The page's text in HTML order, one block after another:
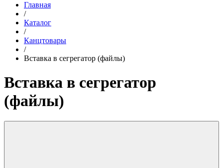
Главная
/
Каталог
/
Канцтовары
/
Вставка в сегрегатор (файлы)
Вставка в сегрегатор
(файлы)